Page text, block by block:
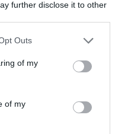
further disclose it to other
Outs
of my
of my
προσφέρουμε μια
του ευρέως
δήλωσε ο Tuomas Reivo,
στη Suunto.
όλα
τους πιο δημοφιλείς
Ο άψογος